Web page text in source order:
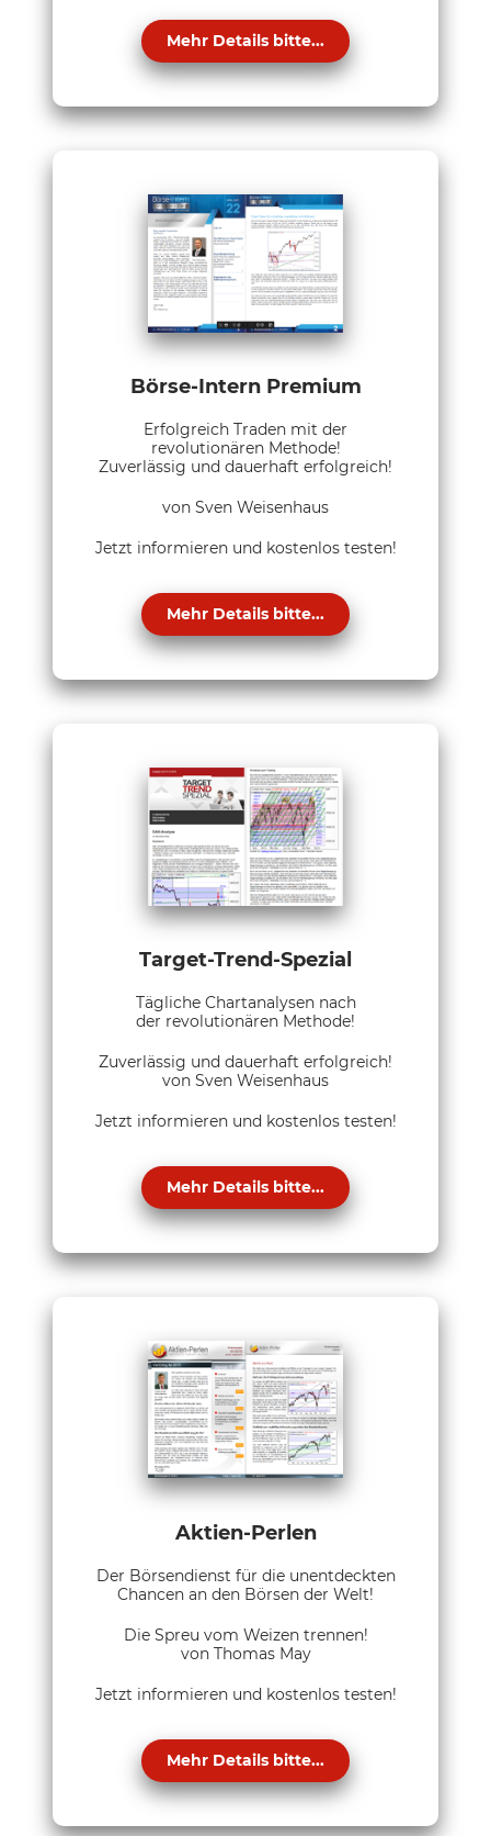
Mehr Details bitte...
Börse-Intern Premium
Erfolgreich Traden mit der
revolutionären Methode!
Zuverlässig und dauerhaft erfolgreich!
von Sven Weisenhaus
Jetzt informieren und kostenlos testen!
Mehr Details bitte...
Target-Trend-Spezial
Tägliche Chartanalysen nach
der revolutionären Methode!
Zuverlässig und dauerhaft erfolgreich!
von Sven Weisenhaus
Jetzt informieren und kostenlos testen!
Mehr Details bitte...
Aktien-Perlen
Der Börsendienst für die unentdeckten
Chancen an den Börsen der Welt!
Die Spreu vom Weizen trennen!
von Thomas May
Jetzt informieren und kostenlos testen!
Mehr Details bitte...